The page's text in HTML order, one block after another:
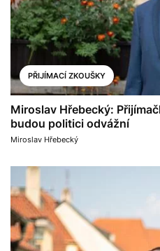
PŘIJÍMACÍ ZKOUŠKY
Miroslav Hřebecký:
budou politici odvážní
Miroslav Hřebecký